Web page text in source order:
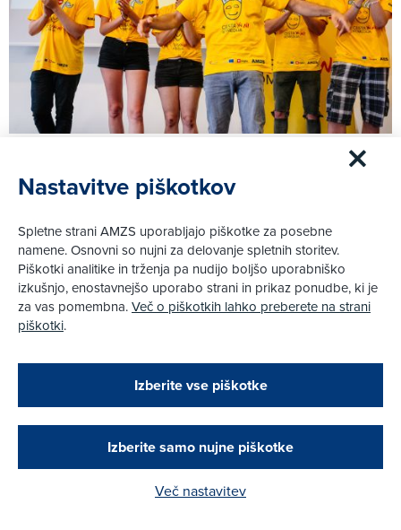
Najboljši mladi stand-up komik projekta Cesta ni
komedija je Jan Puhner
Več
Zapri
Podarjamo vam 10 €!
Obstoječi in novi AMZS člani, ki boste v AMZS
opravili registracijo vozila, boste prejeli
vrednostno darilno kartico z dobroimetjem v višini
Kako do darila?
Nastavitve piškotkov
Spletne strani AMZS uporabljajo piškotke za posebne
namene. Osnovni so nujni za delovanje spletnih storitev.
Piškotki analitike in trženja pa nudijo boljšo uporabniško
izkušnjo, enostavnejšo uporabo strani in prikaz ponudbe, ki je
za vas pomembna.Več o piškotkih lahko preberete na strani
piškotki.
Izberite vse piškotke
Izberite samo nujne piškotke
Več nastavitev